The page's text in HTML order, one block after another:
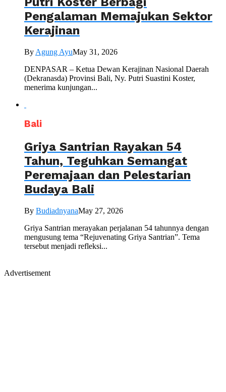
Pengalaman Memajukan Sektor
Kerajinan
By Agung AyuMay 31, 2026
DENPASAR – Ketua Dewan Kerajinan Nasional Daerah
(Dekranasda) Provinsi Bali, Ny. Putri Suastini Koster,
menerima kunjungan...
Bali
Griya Santrian Rayakan 54
Tahun, Teguhkan Semangat
Peremajaan dan Pelestarian
Budaya Bali
By BudiadnyanaMay 27, 2026
Griya Santrian merayakan perjalanan 54 tahunnya dengan
mengusung tema “Rejuvenating Griya Santrian”. Tema
tersebut menjadi refleksi...
Advertisement